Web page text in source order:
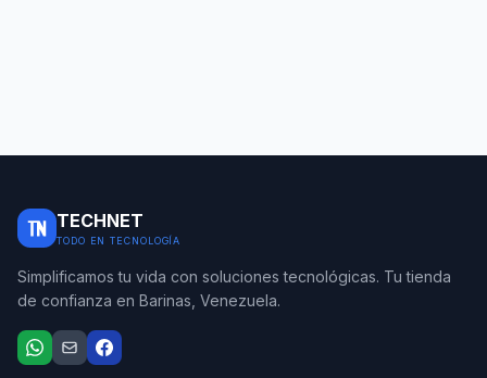
TECHNET
TODO EN TECNOLOGÍA
Simplificamos tu vida con soluciones tecnológicas. Tu tienda
de confianza en Barinas, Venezuela.